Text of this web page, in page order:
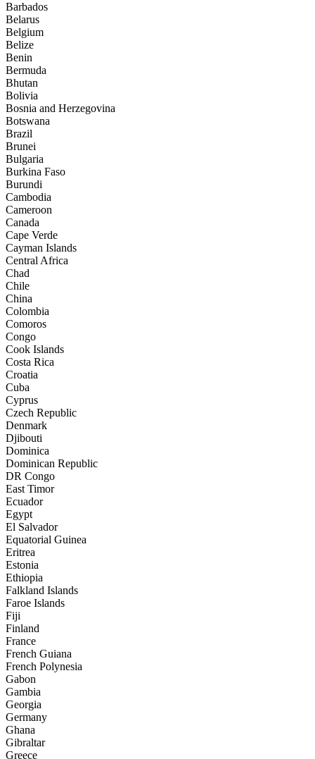
Barbados
Belarus
Belgium
Belize
Benin
Bermuda
Bhutan
Bolivia
Bosnia and Herzegovina
Botswana
Brazil
Brunei
Bulgaria
Burkina Faso
Burundi
Cambodia
Cameroon
Canada
Cape Verde
Cayman Islands
Central Africa
Chad
Chile
China
Colombia
Comoros
Congo
Cook Islands
Costa Rica
Croatia
Cuba
Cyprus
Czech Republic
Denmark
Djibouti
Dominica
Dominican Republic
DR Congo
East Timor
Ecuador
Egypt
El Salvador
Equatorial Guinea
Eritrea
Estonia
Ethiopia
Falkland Islands
Faroe Islands
Fiji
Finland
France
French Guiana
French Polynesia
Gabon
Gambia
Georgia
Germany
Ghana
Gibraltar
Greece